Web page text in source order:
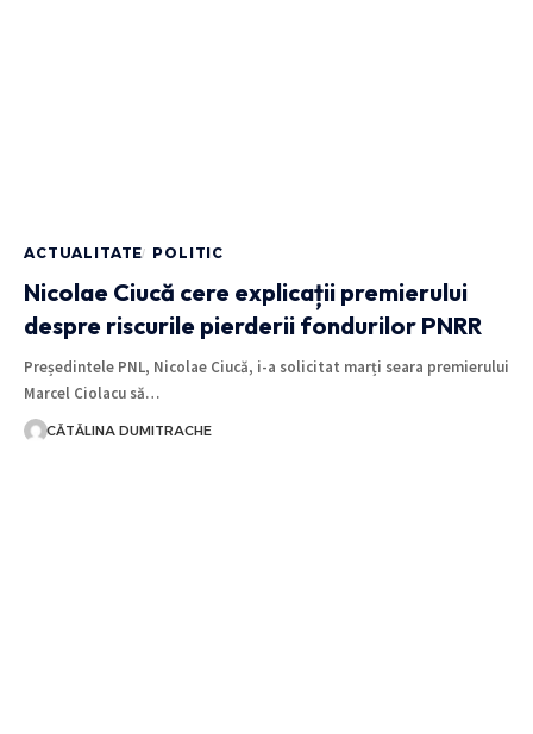
ACTUALITATE POLITIC
Nicolae Ciucă cere explicații premierului
despre riscurile pierderii fondurilor PNRR
Președintele PNL, Nicolae Ciucă, i-a solicitat marți seara premierului
Marcel Ciolacu să…
CĂTĂLINA DUMITRACHE